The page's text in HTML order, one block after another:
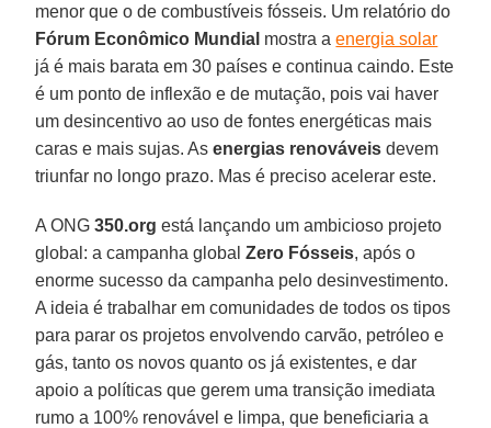
menor que o de combustíveis fósseis. Um relatório do
Fórum Econômico Mundial mostra aenergia solar
já é mais barata em 30 países e continua caindo. Este
é um ponto de inflexão e de mutação, pois vai haver
um desincentivo ao uso de fontes energéticas mais
caras e mais sujas. Asenergias renováveis devem
triunfar no longo prazo. Mas é preciso acelerar este.
A ONG350.org está lançando um ambicioso projeto
global: a campanha globalZero Fósseis, após o
enorme sucesso da campanha pelo desinvestimento.
A ideia é trabalhar em comunidades de todos os tipos
para parar os projetos envolvendo carvão, petróleo e
gás, tanto os novos quanto os já existentes, e dar
apoio a políticas que gerem uma transição imediata
rumo a 100% renovável e limpa, que beneficiaria a